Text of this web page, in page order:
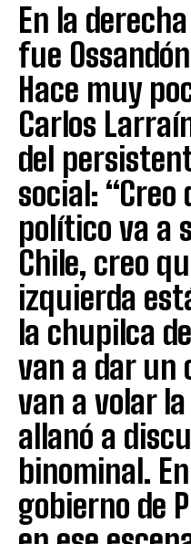
En la
fue
Hace muy
Carlos
del
social:
político va a
Chile, creo
izquierda
la chupilca
van a dar un
van a volar la
allanó a
binominal.
gobierno de